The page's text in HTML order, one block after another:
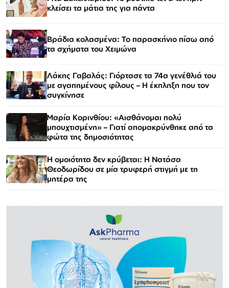
κλείσει τα μάτια της για πάντα
Βράδια κολασμένα: Το παρασκήνιο πίσω από
τα σχήματα του Χειμώνα
Λάκης Γαβαλάς: Γιόρτασε τα 74α γενέθλιά του
με αγαπημένους φίλους – Η έκπληξη που τον
συγκίνησε
Μαρία Κορινθίου: «Αισθάνομαι πολύ
μπουχτισμένη» – Γιατί απομακρύνθηκε από τα
φώτα της δημοσιότητας
Η ομοιότητα δεν κρύβεται: Η Νατάσα
Θεοδωρίδου σε μία τρυφερή στιγμή με τη
μητέρα της